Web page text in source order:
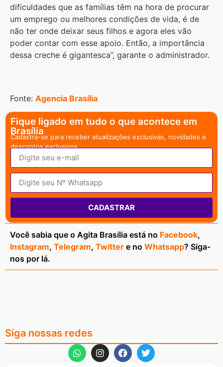
dificuldades que as famílias têm na hora de procurar
um emprego ou melhores condições de vida, é de
não ter onde deixar seus filhos e agora eles vão
poder contar com esse apoio. Então, a importância
dessa creche é gigantesca”, garante o administrador.
Fonte: Agencia Brasília
Fique ligado em tudo o que acontece em
Brasília
Cadastra-se para receber atualizações exclusivas, novidades e
descontos exclusivos.
CADASTRAR
Você sabia que o Agita Brasília está no Facebook,
Instagram, Telegram, Twitter e no Whatsapp? Siga-
nos por lá.
Siga nossas redes